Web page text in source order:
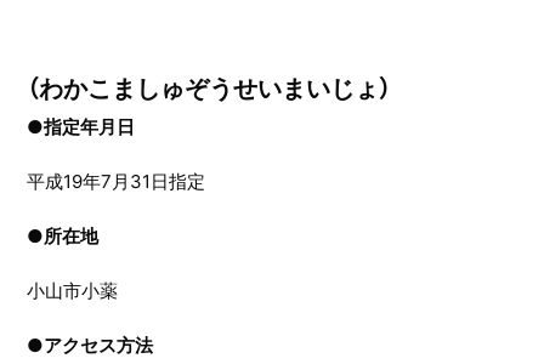
（わかこましゅぞうせいまいじょ）
●指定年月日
平成19年7月31日指定
●所在地
小山市小薬
●アクセス方法